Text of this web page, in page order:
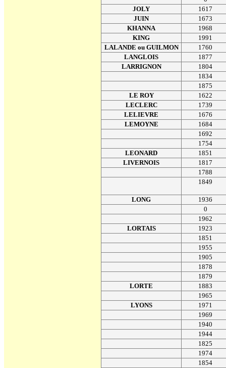
JOLY
1617
JUIN
1673
KHANNA
1968
KING
1991
LALANDE ou GUILMON
1760
LANGLOIS
1877
LARRIGNON
1804
1834
1875
LE ROY
1622
LECLERC
1739
LELIEVRE
1676
LEMOYNE
1684
1692
1754
LEONARD
1851
LIVERNOIS
1817
1788
1849
LONG
1936
0
1962
LORTAIS
1923
1851
1955
1905
1878
1879
LORTE
1883
1965
LYONS
1971
1969
1940
1944
1825
1974
1854